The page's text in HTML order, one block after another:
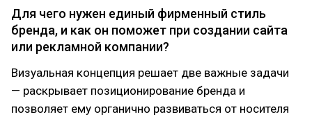
Для чего нужен единый фирменный стиль
бренда, и как он поможет при создании сайта
или рекламной компании?
Визуальная концепция решает две важные задачи
— раскрывает позиционирование бренда и
позволяет ему органично развиваться от носителя